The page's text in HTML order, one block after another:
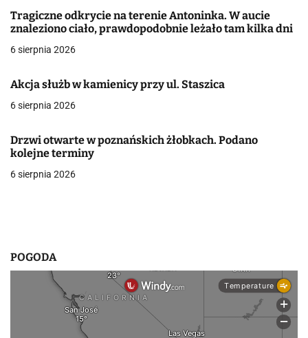
a
c
a
p
i
Tragiczne odkrycie na terenie Antoninka. W aucie
znaleziono ciało, prawdopodobnie leżało tam kilka dni
6 sierpnia 2026
Akcja służb w kamienicy przy ul. Staszica
6 sierpnia 2026
Drzwi otwarte w poznańskich żłobkach. Podano
kolejne terminy
6 sierpnia 2026
POGODA